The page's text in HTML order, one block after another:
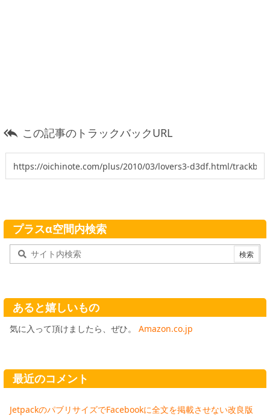
 この記事のトラックバックURL
プラスα空間内検索
あると嬉しいもの
気に入って頂けましたら、ぜひ。 Amazon.co.jp
最近のコメント
JetpackのパブリサイズでFacebookに全文を掲載させない改良版